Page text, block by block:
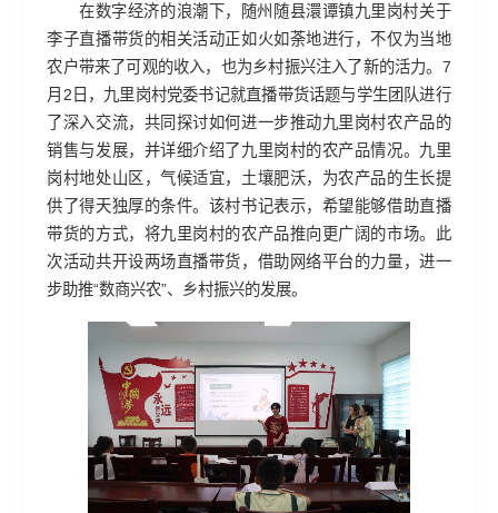
在数字经济的浪潮下，随州随县澴谭镇九里岗村关于
李子直播带货的相关活动正如火如荼地进行，不仅为当地
农户带来了可观的收入，也为乡村振兴注入了新的活力。7
月2日，九里岗村党委书记就直播带货话题与学生团队进行
了深入交流，共同探讨如何进一步推动九里岗村农产品的
销售与发展，并详细介绍了九里岗村的农产品情况。九里
岗村地处山区，气候适宜，土壤肥沃，为农产品的生长提
供了得天独厚的条件。该村书记表示，希望能够借助直播
带货的方式，将九里岗村的农产品推向更广阔的市场。此
次活动共开设两场直播带货，借助网络平台的力量，进一
步助推“数商兴农”、乡村振兴的发展。